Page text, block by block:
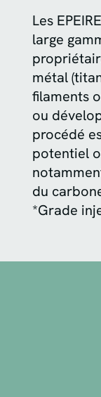
Les
large
métal
filaments
ou
procédé
potentiel
du
*Grade